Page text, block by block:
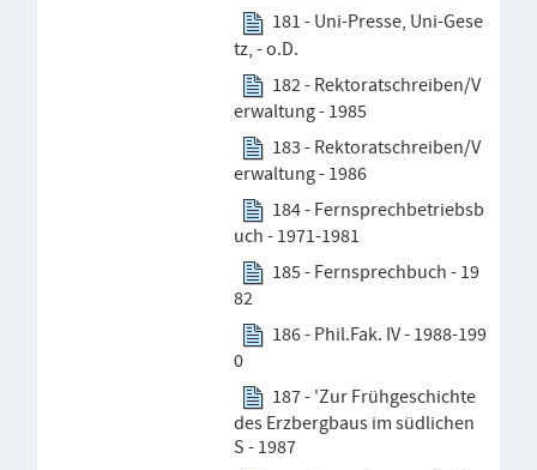
181 - Uni-Presse, Uni-Gese
tz, - o.D.
182 - Rektoratschreiben/V
erwaltung - 1985
183 - Rektoratschreiben/V
erwaltung - 1986
184 - Fernsprechbetriebsb
uch - 1971-1981
185 - Fernsprechbuch - 19
82
186 - Phil.Fak. IV - 1988-199
0
187 - 'Zur Frühgeschichte
des Erzbergbaus im südlichen
S - 1987